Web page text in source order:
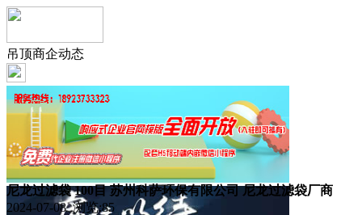
吊顶商企动态
尼龙过滤袋 100目 苏州科萨环保有限公司 尼龙过滤袋厂商
2024-07-08 浏览:85